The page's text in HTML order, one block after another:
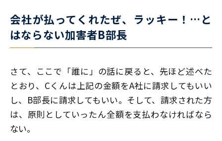
会社が払ってくれたぜ、ラッキー！…と
はならない加害者B部長
さて、ここで「誰に」の話に戻ると、先ほど述べた
とおり、Cくんは上記の金額をA社に請求してもいい
し、B部長に請求してもいい。そして、請求された方
は、原則としていったん全額を支払わなければなら
ない。